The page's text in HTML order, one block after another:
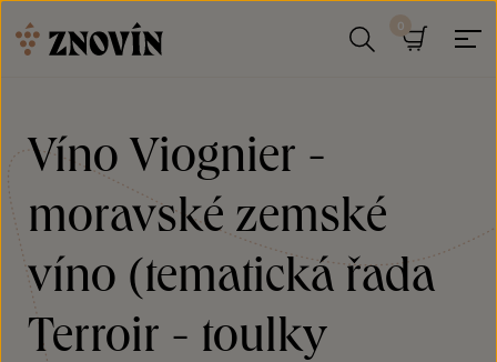
Víno Viognier -
moravské zemské
víno (tematická řada
Terroir - toulky